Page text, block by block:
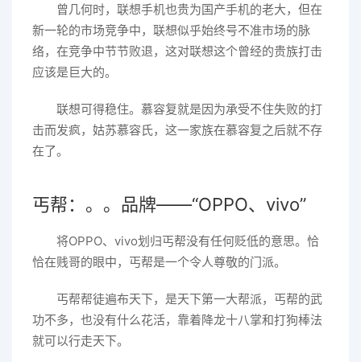
曾几何时，联想手机也贵为国产手机的老大，但在
新一轮的市场竞争中，联想似乎始终号不准市场的脉
络，在竞争中节节败退，这对联想这个曾经的贵族打击
应该是巨大的。
联想可得稳住。慕容复就是因为承受不住失败的打
击而发疯，姑苏慕容氏，这一家族在慕容复之后就不存
在了。
丐帮：。。品牌——“OPPO、vivo”
将OPPO、vivo划归丐帮没有任何贬低的意思。恰
恰在贱哥的眼中，丐帮是一个令人尊敬的门派。
丐帮帮徒遍布天下，是天下第一大帮派，丐帮的武
功不多，也没有什么花活，靠着降龙十八掌和打狗棒法
就可以行走天下。